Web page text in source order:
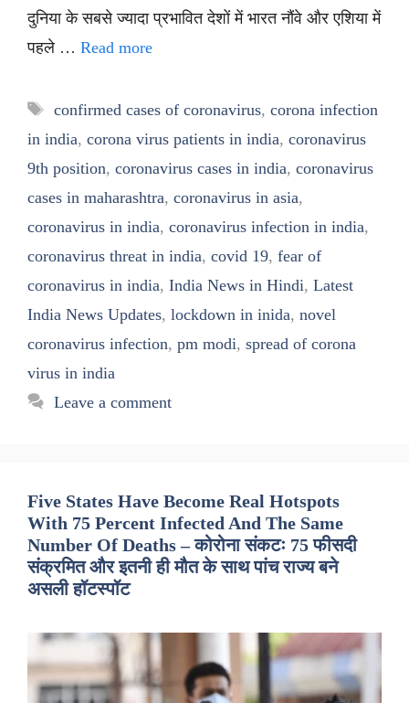
दुनिया के सबसे ज्यादा प्रभावित देशों में भारत नौंवे और एशिया में
पहले … Read more
Tags
confirmed cases of coronavirus, corona infection
in india, corona virus patients in india, coronavirus
9th position, coronavirus cases in india, coronavirus
cases in maharashtra, coronavirus in asia,
coronavirus in india, coronavirus infection in india,
coronavirus threat in india, covid 19, fear of
coronavirus in india, India News in Hindi, Latest
India News Updates, lockdown in inida, novel
coronavirus infection, pm modi, spread of corona
virus in india
Leave a comment
Five States Have Become Real Hotspots
With 75 Percent Infected And The Same
Number Of Deaths – कोरोना संकटः 75 फीसदी
संक्रमित और इतनी ही मौत के साथ पांच राज्य बने
असली हॉटस्पॉट